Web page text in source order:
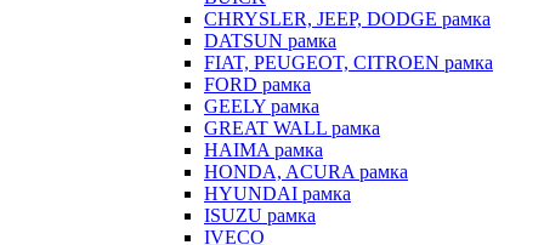
CHRYSLER, JEEP, DODGE рамка
DATSUN рамка
FIAT, PEUGEOT, CITROEN рамка
FORD рамка
GEELY рамка
GREAT WALL рамка
HAIMA рамка
HONDA, ACURA рамка
HYUNDAI рамка
ISUZU рамка
IVECO